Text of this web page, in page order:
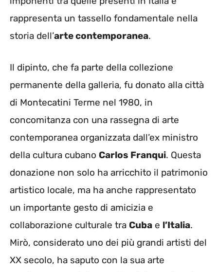
rappresenta un tassello fondamentale nella
storia dell’arte contemporanea.
Il dipinto, che fa parte della collezione
permanente della galleria, fu donato alla città
di Montecatini Terme nel 1980, in
concomitanza con una rassegna di arte
contemporanea organizzata dall’ex ministro
della cultura cubano Carlos Franqui. Questa
donazione non solo ha arricchito il patrimonio
artistico locale, ma ha anche rappresentato
un importante gesto di amicizia e
collaborazione culturale tra Cuba e l’Italia.
Mirò, considerato uno dei più grandi artisti del
XX secolo, ha saputo con la sua arte